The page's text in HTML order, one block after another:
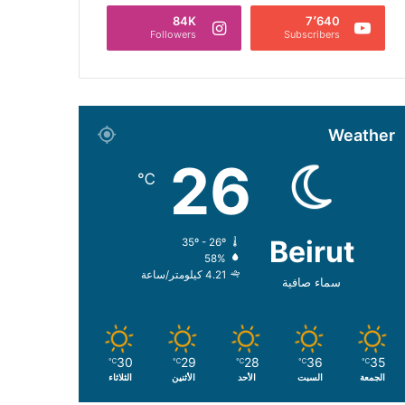
7٬640
Subscribers
84K
Followers
Weather
Beirut
سماء صافية
26
℃
35º - 26º
58%
4.21 كيلومتر/ساعة
35
℃
الجمعة
36
℃
السبت
28
℃
الأحد
29
℃
الأثنين
30
℃
الثلاثاء